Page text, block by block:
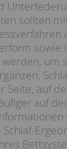
sollten
sowie
um
Seite, auf
auf